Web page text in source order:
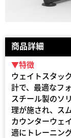
商品詳細
▼特徴
ウェイトスタッ
計で、最適なフ
スチール製のソ
理が施され、ス
カウンターウェ
適にトレーニン